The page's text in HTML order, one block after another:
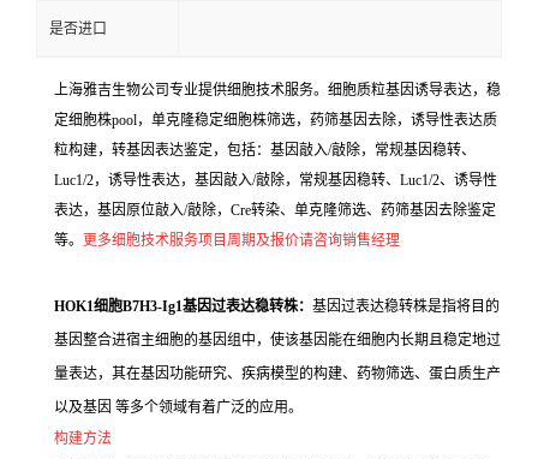
是否进口
上海雅吉生物公司专业提供细胞技术服务。细胞质粒基因诱导表达，稳
定细胞株pool，单克隆稳定细胞株筛选，药筛基因去除，诱导性表达质
粒构建，转基因表达鉴定，包括：基因敲入/敲除，常规基因稳转、
Luc1/2，诱导性表达，基因敲入/敲除，常规基因稳转、Luc1/2、诱导性
表达，基因原位敲入/敲除，Cre转染、单克隆筛选、药筛基因去除鉴定
等。 更多细胞技术服务项目周期及报价请咨询销售经理
HOK1细胞B7H3-Ig1基因过表达稳转株： 基因过表达稳转株是指将目的
基因整合进宿主细胞的基因组中，使该基因能在细胞内长期且稳定地过
量表达，其在基因功能研究、疾病模型的构建、药物筛选、蛋白质生产
以及基因 等多个领域有着广泛的应用。
构建方法